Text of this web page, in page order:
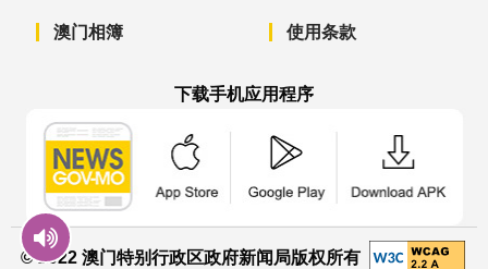
澳门相簿 使用条款
下载手机应用程序
© 2022 澳门特别行政区政府新闻局版权所有